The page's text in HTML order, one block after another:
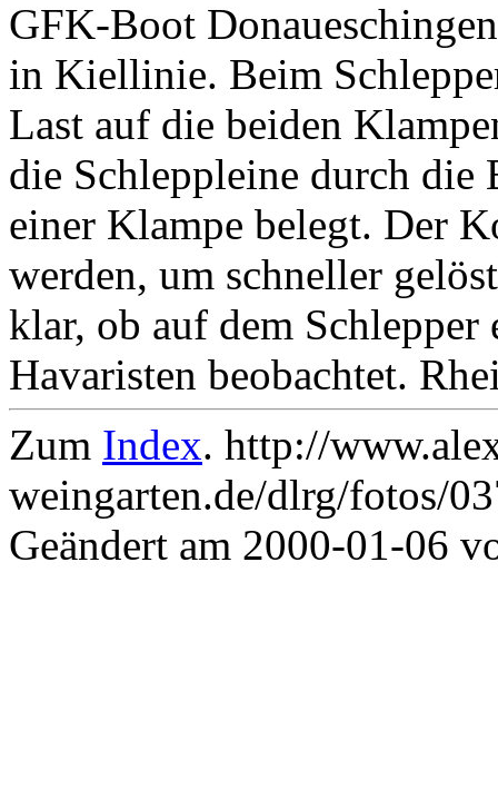
GFK-Boot
in Kiellinie. Beim
Last auf die beiden
die Schleppleine durch die
einer Klampe belegt. Der
werden, um schneller
klar, ob auf dem Schlepper
Havaristen beobachtet.
Zum Index. http://
weingarten.de/dlrg/fotos/
Geändert am 2000-01-06